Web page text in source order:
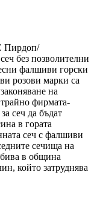
Пирдоп/
без позволителни
фалшиви горски
розови марки са
на
трайно фирмата-
сеч да бъдат
в гората
сеч с фалшиви
сечища на
в община
който затруднява